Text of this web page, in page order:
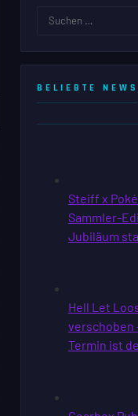
BELIEBTE NEWS